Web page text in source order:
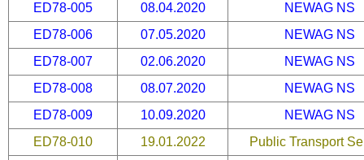
ED78-005
08.04.2020
NEWAG NS
ED78-006
07.05.2020
NEWAG NS
ED78-007
02.06.2020
NEWAG NS
ED78-008
08.07.2020
NEWAG NS
ED78-009
10.09.2020
NEWAG NS
ED78-010
19.01.2022
Public Transport